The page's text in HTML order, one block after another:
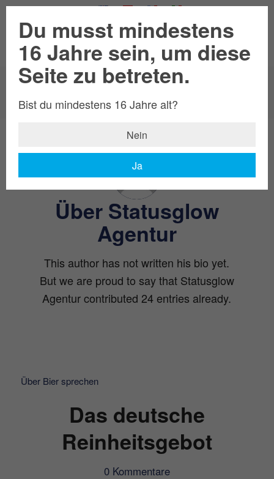
Autorenarchiv für: Statusglow Agentur
Du bist hier: Startseite / Statusglow Agentur
Über Statusglow
Agentur
This author has not written his bio yet.
But we are proud to say that Statusglow
Agenturcontributed 24 entries already.
Über Bier sprechen
Das deutsche
Reinheitsgebot
0 Kommentare
Du musst mindestens
16 Jahre sein, um diese
Seite zu betreten.
Bist du mindestens 16 Jahre alt?
Nein
Ja